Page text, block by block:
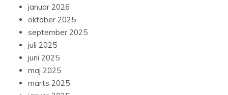
januar 2026
oktober 2025
september 2025
juli 2025
juni 2025
maj 2025
marts 2025